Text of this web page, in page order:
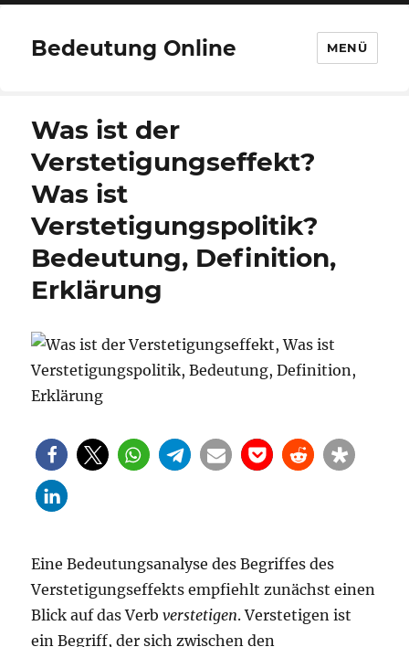
Bedeutung Online MENÜ
Was ist der
Verstetigungseffekt?
Was ist
Verstetigungspolitik?
Bedeutung, Definition,
Erklärung
Eine Bedeutungsanalyse des Begriffes des
Verstetigungseffekts empfiehlt zunächst einen
Blick auf das Verbverstetigen. Verstetigen ist
ein Begriff, der sich zwischen den